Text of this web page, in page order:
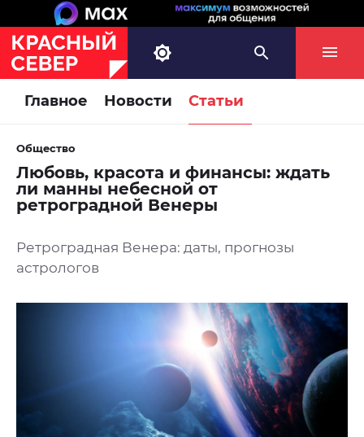
Главное Новости Статьи
Общество
Любовь, красота и финансы: ждать
ли манны небесной от
ретроградной Венеры
Ретроградная Венера: даты, прогнозы
астрологов